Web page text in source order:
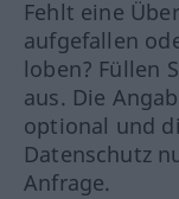
Fehlt eine
aufgefallen
loben? Füllen
aus. Die
optional und
Datenschutz
Anfrage.